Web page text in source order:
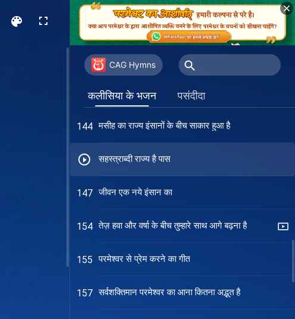
CAG Hymns
कलीसिया के भजन पसंदीदा
132 घेर लेता है मेरे दिल को परमेश्वर का प्रेम
137 मसीह के राज्य का अवतरण हुआ है धरती पर
141 अनंत काल तक परमेश्वर को प्रेम करूँगी
144 मसीह का राज्य इंसानों के बीच साकार हुआ है
सहस्त्राब्दी राज्य है पास
147 जीवन एक नये इंसान का
154 तेज़ हवा और वर्षा के बीच तुम्हारे साथ आगे बढ़ना है
155 परमेश्वर से प्रेम करने का गीत
157 सर्वशक्तिमान परमेश्वर का आना कितना अद्भुत है